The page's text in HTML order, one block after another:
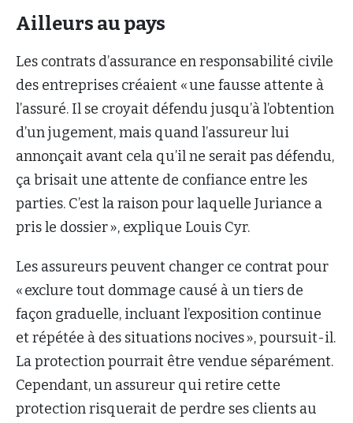
Ailleurs au pays
Les contrats d’assurance en responsabilité civile
des entreprises créaient « une fausse attente à
l’assuré. Il se croyait défendu jusqu’à l’obtention
d’un jugement, mais quand l’assureur lui
annonçait avant cela qu’il ne serait pas défendu,
ça brisait une attente de confiance entre les
parties. C’est la raison pour laquelle Juriance a
pris le dossier », explique Louis Cyr.
Les assureurs peuvent changer ce contrat pour
« exclure tout dommage causé à un tiers de
façon graduelle, incluant l’exposition continue
et répétée à des situations nocives », poursuit-il.
La protection pourrait être vendue séparément.
Cependant, un assureur qui retire cette
protection risquerait de perdre ses clients au